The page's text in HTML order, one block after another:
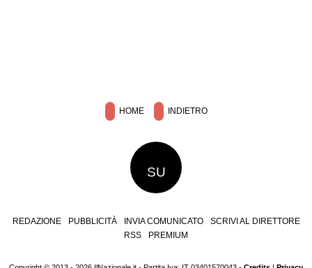
HOME INDIETRO
SU
REDAZIONE PUBBLICITÀ INVIA COMUNICATO
SCRIVI AL DIRETTORE
RSS
PREMIUM